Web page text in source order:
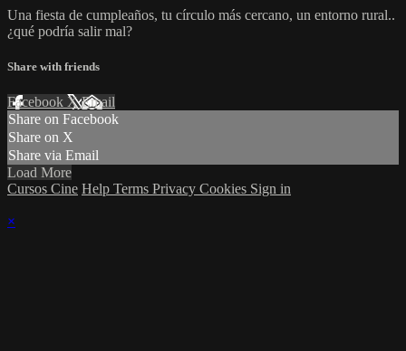
Una fiesta de cumpleaños, tu círculo más cercano, un entorno rural..
¿qué podría salir mal?
Share with friends
Facebook XEmail
Share on Facebook
Share on X
Share via Email
Load More
Cursos Cine Help Terms Privacy Cookies Sign in
×